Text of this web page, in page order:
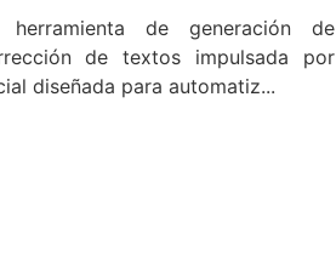
de generación de
de textos impulsada por
diseñada para automatiz...